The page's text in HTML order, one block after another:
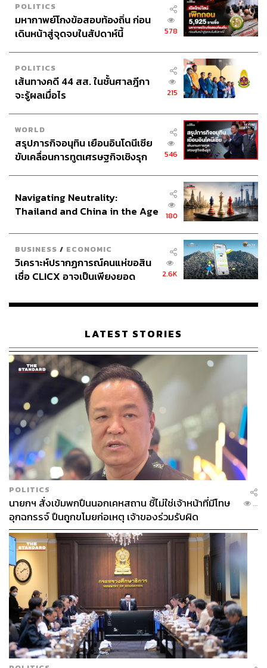
AROUND ESPORTS
VALORANT Masters Bangkok 2025
409
ABOUT THE AUTHOR
อนุชิต ไกรวิจิตร
Content Creator ประจำกองบรรณาธิการข่าว
กีฬา สำนักข่าว THE STANDARD ผู้มีงาน
อดิเรกคือการสัมภาษณ์ BNK48
POLITICS
มหากาพย์โกงข้อสอบท้องถิ่น ก่อน
เดินหน้าสู่จุดจบในสัปดาห์นี้
578
POLITICS
เส้นทางคดี 44 สส. ในชั้นศาลฎีกา
จะรู้ผลเมื่อไร
215
WORLD
สรุปภารกิจอนุทิน เยือนอินโดนีเซีย
ขับเคลื่อนการทูตเศรษฐกิจเชิงรุก
546
Navigating Neutrality:
Thailand and China in the Age
180
BUSINESS / ECONOMIC
วิเคราะห์ปรากฏการณ์คนแห่ขอสิน
เชื่อ CLICX อาจเป็นเพียงยอด
เรือนไทยที่ถูกซุกไว้
2.6K
LATEST STORIES
POLITICS
นายกฯ สั่งเข้มพกปืนนอกเคหสถาน ชี้ไม่ใช่เจ้าหน้าที่มีโทษ
อุกฉกรรจ์ ปืนถูกขโมยก่อเหตุ เจ้าของร่วมรับผิด
...